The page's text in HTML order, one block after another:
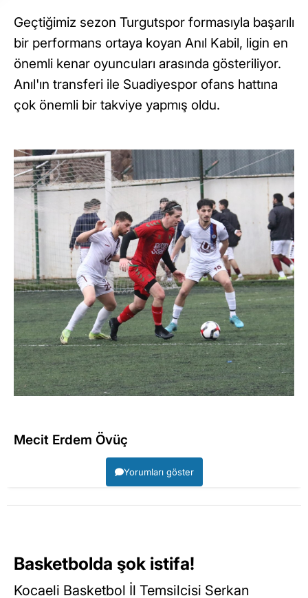
Geçtiğimiz sezon Turgutspor formasıyla başarılı
bir performans ortaya koyan Anıl Kabil, ligin en
önemli kenar oyuncuları arasında gösteriliyor.
Anıl'ın transferi ile Suadiyespor ofans hattına
çok önemli bir takviye yapmış oldu.
Mecit Erdem Övüç
Yorumları göster
Basketbolda şok istifa!
Kocaeli Basketbol İl Temsilcisi Serkan